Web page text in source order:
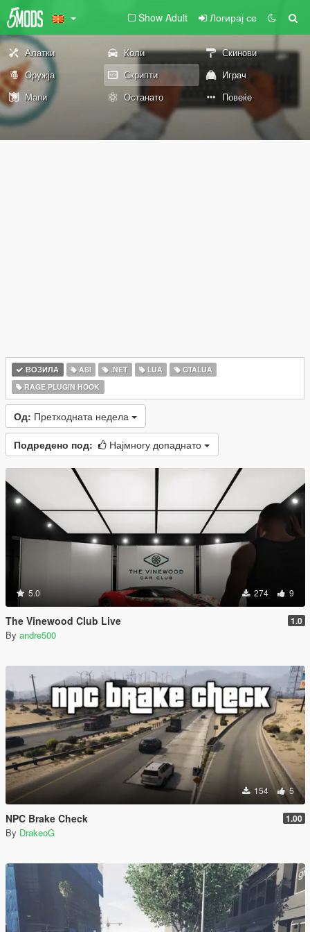
Show Adult Логирај се
Алатки Коли
Скинови
Оружја
Скрипти
Играч
Мапи
Останато Повеќе
ВОЗИЛА ASI .NET LUA
GTALUA
RAGE PLUGIN HOOK
Од: Претходната недела
Подредено под: Најмногу допаднато
5.0 274 9
The Vinewood Club Live 1.0
By andre500
154 5
NPC Brake Check 1.00
By DrakeoG